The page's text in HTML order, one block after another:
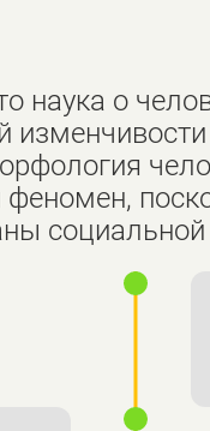
наука о
социальной